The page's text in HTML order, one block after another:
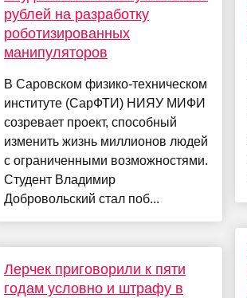
рублей на разработку
роботизированных
манипуляторов
В Саровском физико-техническом
институте (СарФТИ) НИЯУ МИФИ
созревает проект, способный
изменить жизнь миллионов людей
с ограниченными возможностями.
Студент Владимир
Добровольский стал поб...
Лерчек приговорили к пяти
годам условно и штрафу в